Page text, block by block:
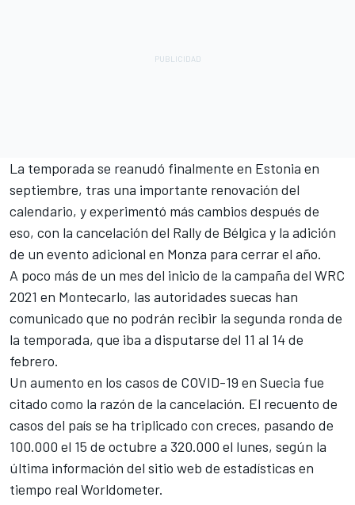
La temporada se reanudó finalmente en Estonia en
septiembre, tras una importante renovación del
calendario, y experimentó más cambios después de
eso, con la cancelación del Rally de Bélgica y la adición
de un evento adicional en Monza para cerrar el año.
A poco más de un mes del inicio de la campaña del WRC
2021 en Montecarlo, las autoridades suecas han
comunicado que no podrán recibir la segunda ronda de
la temporada, que iba a disputarse del 11 al 14 de
febrero.
Un aumento en los casos de COVID-19 en Suecia fue
citado como la razón de la cancelación. El recuento de
casos del país se ha triplicado con creces, pasando de
100.000 el 15 de octubre a 320.000 el lunes, según la
última información del sitio web de estadísticas en
tiempo real Worldometer.